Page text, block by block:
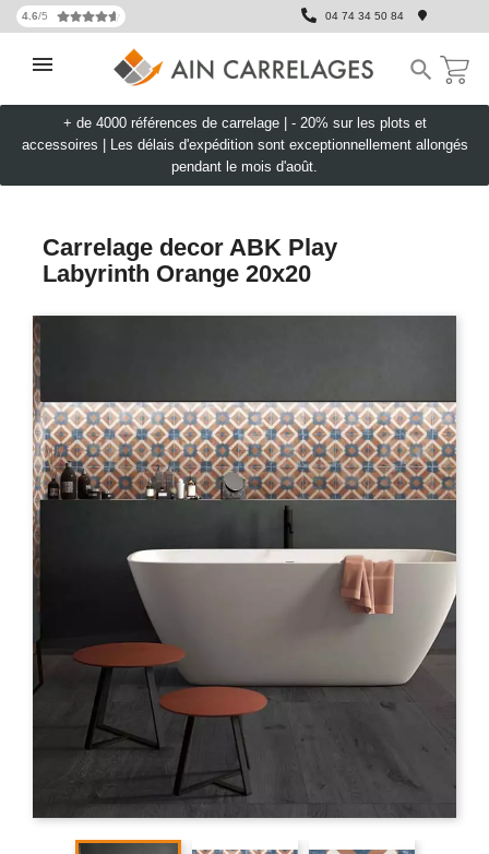
4.6/5 04 74 34 50 84

+ de 4000 références de carrelage | - 20% sur les plots et
accessoires
Les délais d'expédition sont exceptionnellement allongés
pendant le mois d'août.
Carrelage decor ABK Play
Labyrinth Orange 20x20